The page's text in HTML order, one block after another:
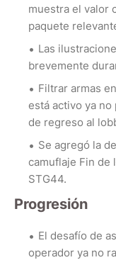
muestra el valor
paquete
Las
brevemente
Filtrar armas
está activo ya
de regreso al
Se agregó la
camuflaje Fin de
STG44.
Progresión
El desafío de
operador ya no